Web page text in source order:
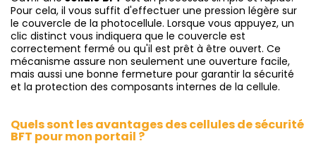
Pour cela, il vous suffit d'effectuer une pression légère sur
le couvercle de la photocellule. Lorsque vous appuyez, un
clic distinct vous indiquera que le couvercle est
correctement fermé ou qu'il est prêt à être ouvert. Ce
mécanisme assure non seulement une ouverture facile,
mais aussi une bonne fermeture pour garantir la sécurité
et la protection des composants internes de la cellule.
Quels sont les avantages des cellules de sécurité
BFT pour mon portail ?